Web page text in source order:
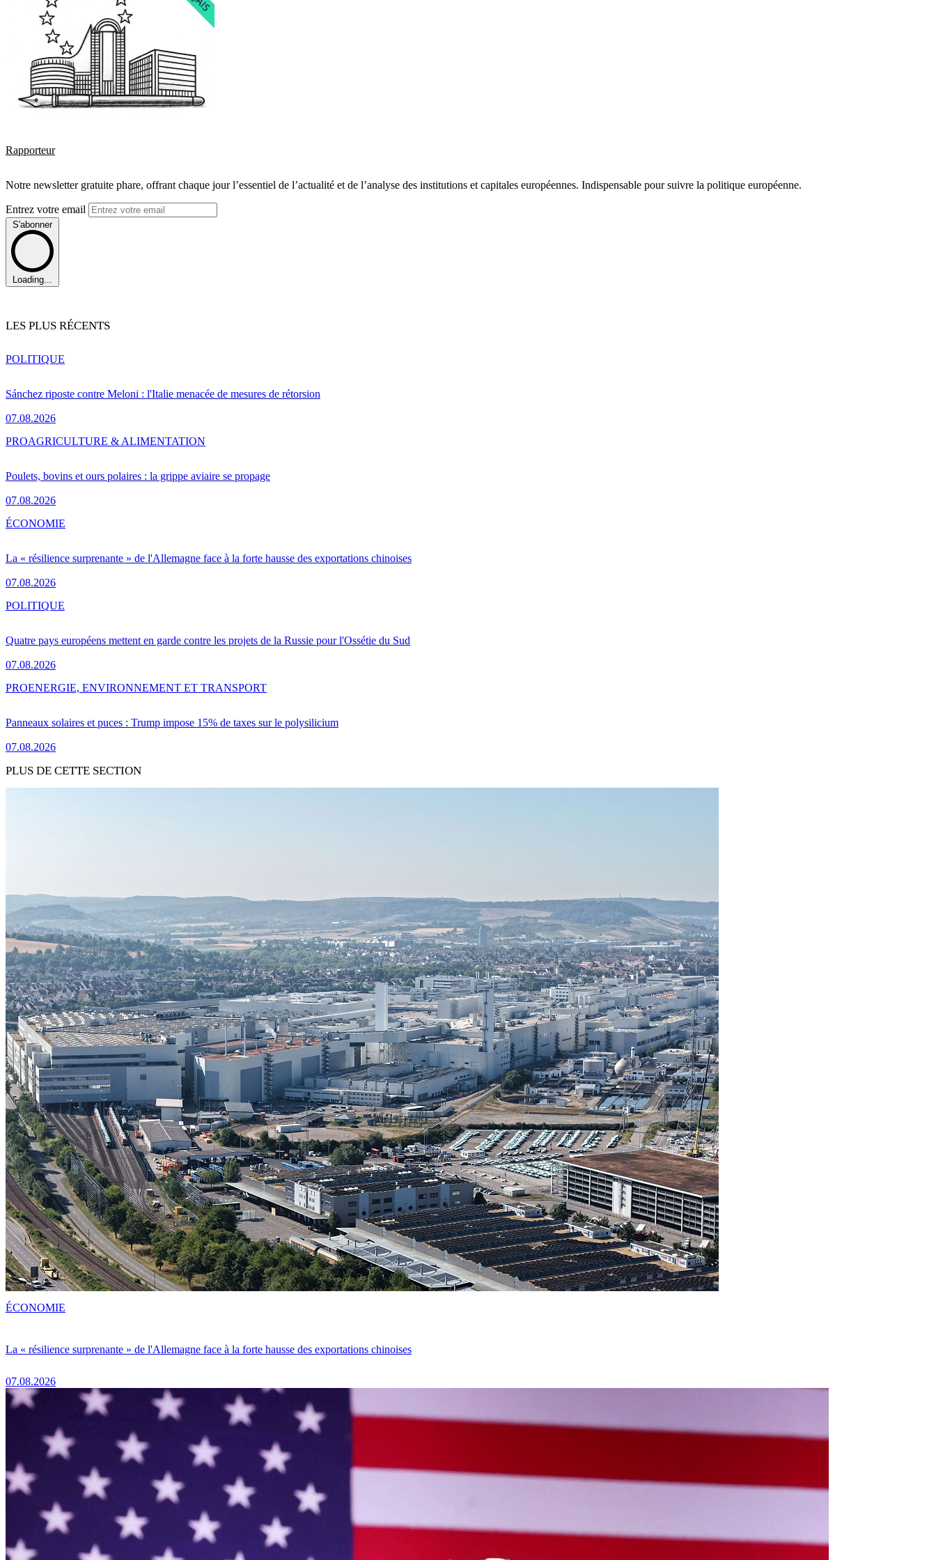
Rapporteur
Notre newsletter gratuite phare, offrant chaque jour l’essentiel de l’actualité et de l’analyse des institutions et capitales européennes. Indispensable pour suivre la politique européenne.
Entrez votre email
S'abonner
Loading...
LES PLUS RÉCENTS
Sánchez riposte contre Meloni : l'Italie menacée de mesures de rétorsion
07.08.2026
POLITIQUE
Poulets, bovins et ours polaires : la grippe aviaire se propage
07.08.2026
PROAGRICULTURE & ALIMENTATION
La « résilience surprenante » de l'Allemagne face à la forte hausse des exportations chinoises
07.08.2026
ÉCONOMIE
Quatre pays européens mettent en garde contre les projets de la Russie pour l'Ossétie du Sud
07.08.2026
POLITIQUE
Panneaux solaires et puces : Trump impose 15% de taxes sur le polysilicium
07.08.2026
PROENERGIE, ENVIRONNEMENT ET TRANSPORT
PLUS DE CETTE SECTION
La « résilience surprenante » de l'Allemagne face à la forte hausse des exportations chinoises
07.08.2026
ÉCONOMIE